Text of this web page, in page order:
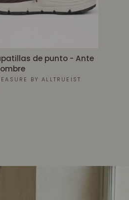
de punto - Ante
BY ALLTRUEIST